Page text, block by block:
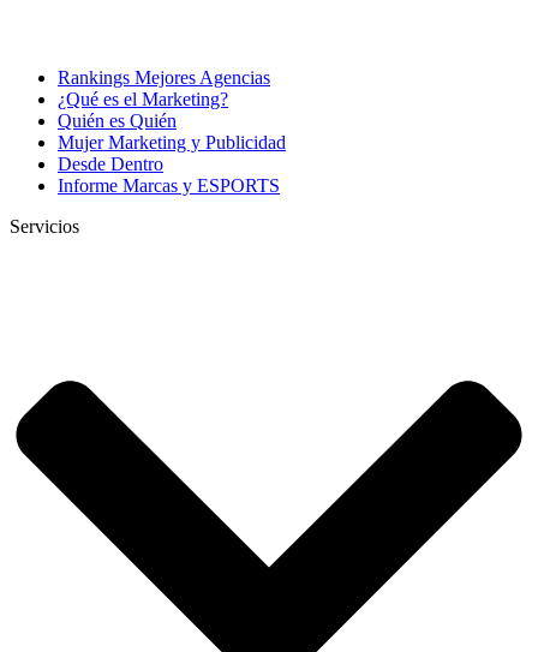
Rankings Mejores Agencias
¿Qué es el Marketing?
Quién es Quién
Mujer Marketing y Publicidad
Desde Dentro
Informe Marcas y ESPORTS
Servicios